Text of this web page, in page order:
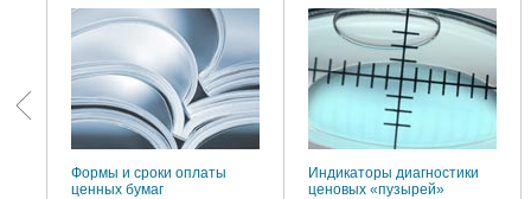
Формы и сроки оплаты
ценных бумаг
Индикаторы диагностики
ценовых «пузырей»